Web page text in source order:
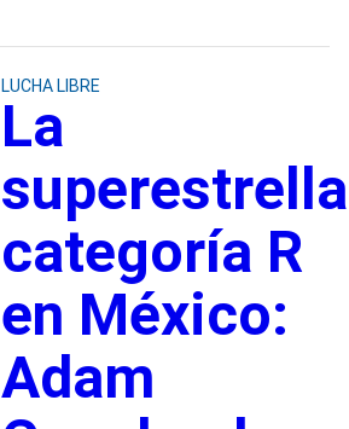
LUCHA LIBRE
La
superestrella
categoría R
en México:
Adam